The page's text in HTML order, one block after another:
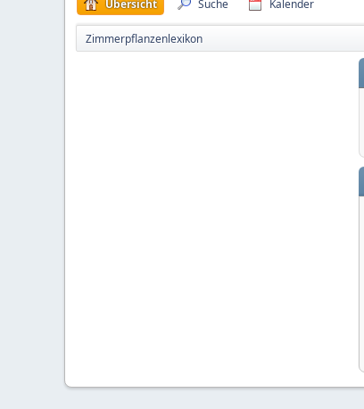
Übersicht Suche Kalender
Zimmerpflanzenlexikon